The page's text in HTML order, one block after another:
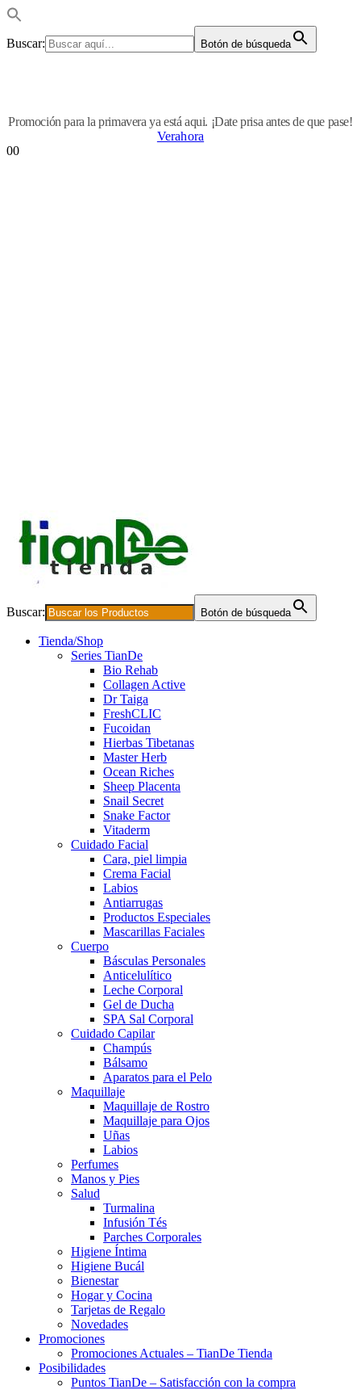
Buscar: Botón de búsqueda
Promoción para la primavera ya está aqui. ¡Date prisa antes de que pase!
Verahora
00
Buscar: Botón de búsqueda
Tienda/Shop
Series TianDe
Bio Rehab
Collagen Active
Dr Taiga
FreshCLIC
Fucoidan
Hierbas Tibetanas
Master Herb
Ocean Riches
Sheep Placenta
Snail Secret
Snake Factor
Vitaderm
Cuidado Facial
Cara, piel limpia
Crema Facial
Labios
Antiarrugas
Productos Especiales
Mascarillas Faciales
Cuerpo
Básculas Personales
Anticelulítico
Leche Corporal
Gel de Ducha
SPA Sal Corporal
Cuidado Capilar
Champús
Bálsamo
Aparatos para el Pelo
Maquillaje
Maquillaje de Rostro
Maquillaje para Ojos
Uñas
Labios
Perfumes
Manos y Pies
Salud
Turmalina
Infusión Tés
Parches Corporales
Higiene Íntima
Higiene Bucál
Bienestar
Hogar y Cocina
Tarjetas de Regalo
Novedades
Promociones
Promociones Actuales – TianDe Tienda
Posibilidades
Puntos TianDe – Satisfacción con la compra